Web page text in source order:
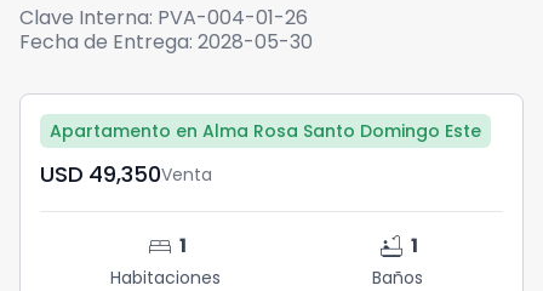
Clave Interna: PVA-004-01-26
Fecha de Entrega: 2028-05-30
Apartamento en Alma Rosa Santo Domingo Este
USD	49,350Venta
bed 1
Habitaciones
bathtub 1
Baños